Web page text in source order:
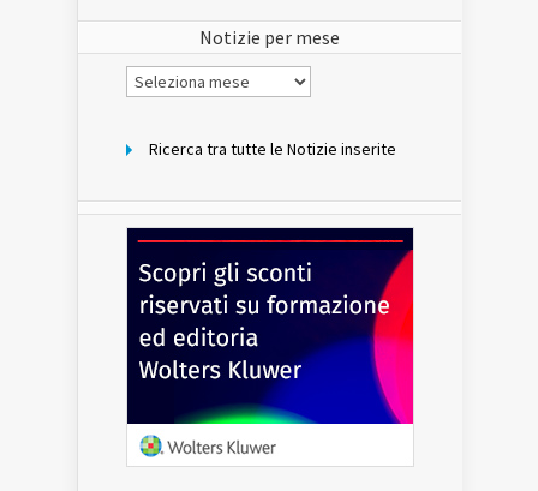
Notizie per mese
Notizie
per
Ricerca tra tutte le Notizie inserite